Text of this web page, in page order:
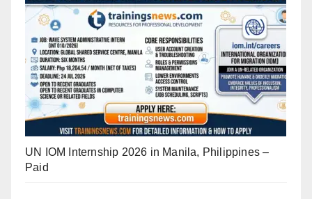
UN IOM Internship 2026 in Manila, Philippines –
Paid